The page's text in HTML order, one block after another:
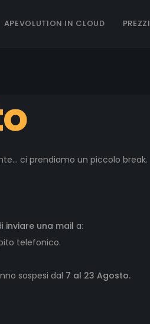
APEVOLUTION IN CLOUD PREZZI
ci prendiamo un piccolo break.
inviare una mail a:
telefonico.
sospesi dal 7 al 23 Agosto.